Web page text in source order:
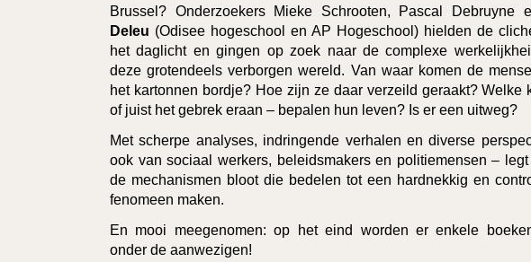
Brussel? Onderzoekers Mieke Schrooten, Pascal Debruyne
Deleu (Odisee hogeschool en AP Hogeschool) hielden de
het daglicht en gingen op zoek naar de complexe
deze grotendeels verborgen wereld. Van waar komen de
het kartonnen bordje? Hoe zijn ze daar verzeild geraakt? Welke
of juist het gebrek eraan – bepalen hun leven? Is er een uitweg?
Met scherpe analyses, indringende verhalen en diverse
ook van sociaal werkers, beleidsmakers en politiemensen –
de mechanismen bloot die bedelen tot een hardnekkig en
fenomeen maken.
En mooi meegenomen: op het eind worden er enkele
onder de aanwezigen!